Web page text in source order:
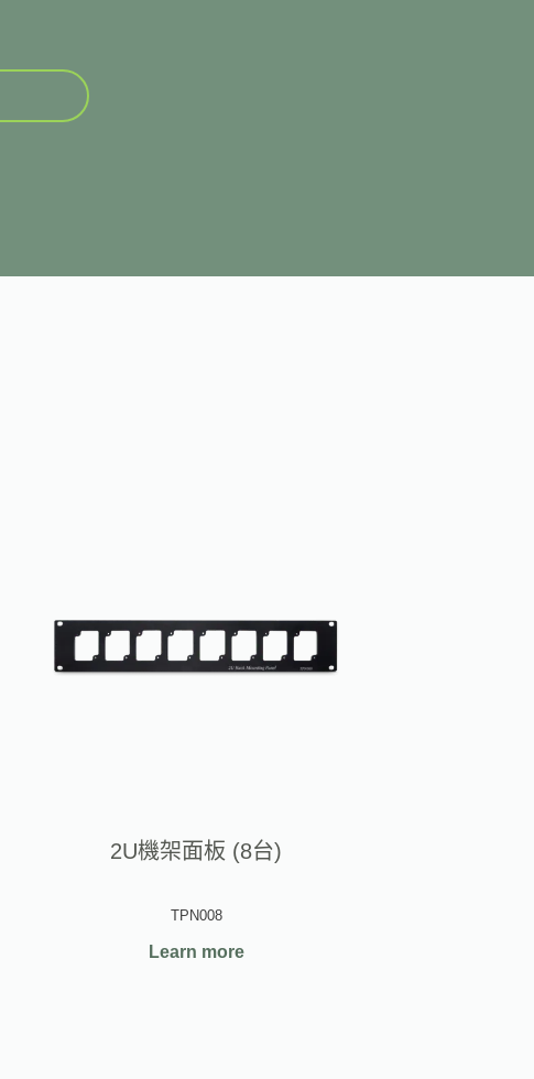
2U機架面板 (8台)
TPN008
Learn more